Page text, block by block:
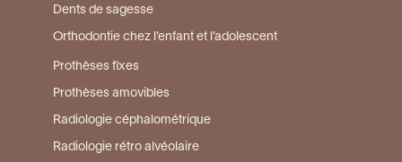
Dents de sagesse
Orthodontie chez l’enfant et l’adolescent
Prothèses fixes
Prothèses amovibles
Radiologie céphalométrique
Radiologie rétro alvéolaire